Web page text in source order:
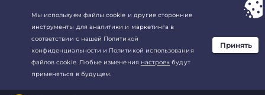
Ваш выбор:Лучшая сделкадля3.3333333333333-год at$
месяц